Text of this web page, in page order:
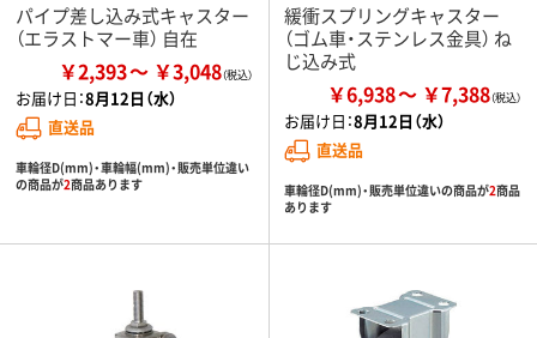
パイプ差し込み式キャスター
（エラストマー車） 自在
￥2,393 ￥3,048
お届け日：8月12日（水）
直送品
車輪径D(mm)・車輪幅(mm)・販売単位違い
の商品が2商品あります
緩衝スプリングキャスター
（ゴム車・ステンレス金具） ね
じ込み式
￥6,938 ￥7,388
お届け日：8月12日（水）
直送品
車輪径D(mm)・販売単位違いの商品が2商品
あります